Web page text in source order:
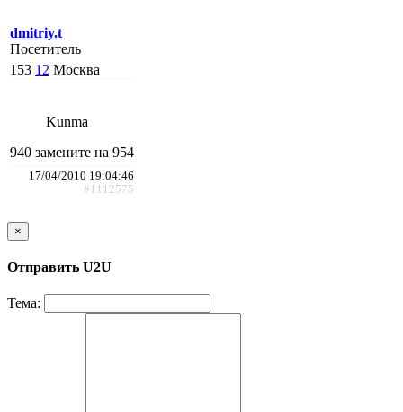
dmitriy.t
Посетитель
153 12 Москва
Kunma
940 замените на 954
17/04/2010 19:04:46
#1112575
×
Отправить U2U
Тема: